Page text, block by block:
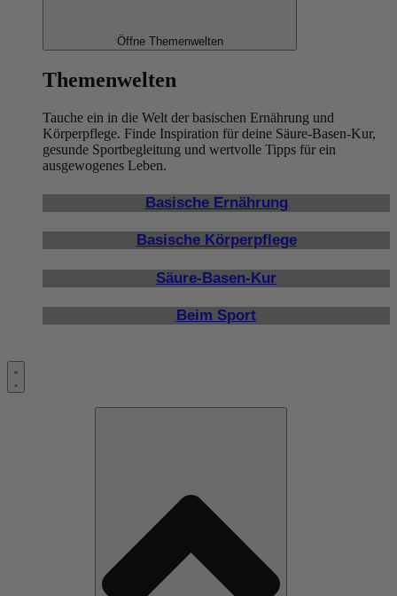
Öffne Themenwelten
Themenwelten
Tauche ein in die Welt der basischen Ernährung und
Körperpflege. Finde Inspiration für deine Säure-Basen-Kur,
gesunde Sportbegleitung und wertvolle Tipps für ein
ausgewogenes Leben.
Basische Ernährung
Basische Körperpflege
Säure-Basen-Kur
Beim Sport